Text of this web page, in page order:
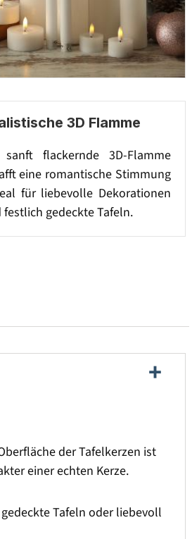
3D Flamme
sanft flackernde 3D-Flamme
eine romantische Stimmung
für liebevolle Dekorationen
festlich gedeckte Tafeln.
der Tafelkerzen ist
einer echten Kerze.
Tafeln oder liebevoll